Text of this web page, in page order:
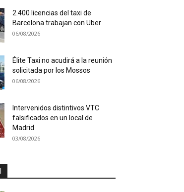
2.400 licencias del taxi de
Barcelona trabajan con Uber
06/08/2026
Élite Taxi no acudirá a la reunión
solicitada por los Mossos
06/08/2026
Intervenidos distintivos VTC
falsificados en un local de
Madrid
03/08/2026